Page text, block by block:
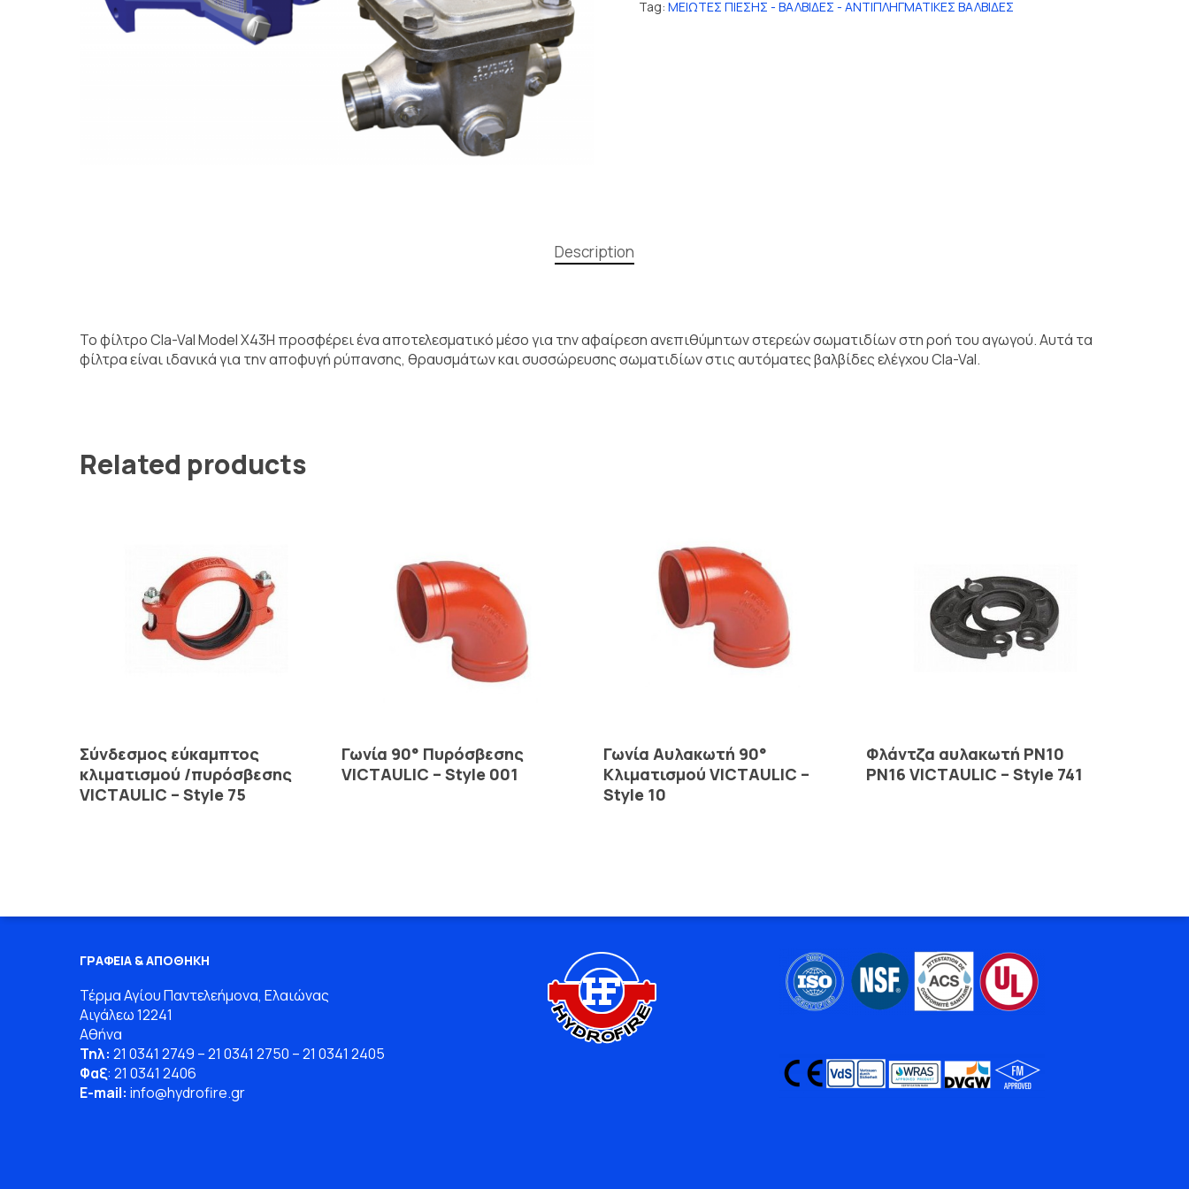
Tag: ΜΕΙΩΤΕΣ ΠΙΕΣΗΣ - ΒΑΛΒΙΔΕΣ - ΑΝΤΙΠΛΗΓΜΑΤΙΚΕΣ ΒΑΛΒΙΔΕΣ
Description
Το φίλτρο Cla-Val Model X43H προσφέρει ένα αποτελεσματικό μέσο για την αφαίρεση ανεπιθύμητων στερεών σωματιδίων στη ροή του αγωγού. Αυτά τα
φίλτρα είναι ιδανικά για την αποφυγή ρύπανσης, θραυσμάτων και συσσώρευσης σωματιδίων στις αυτόματες βαλβίδες ελέγχου Cla-Val.
Related products
Read More
Σύνδεσμος εύκαμπτος
κλιματισμού /πυρόσβεσης
VICTAULIC – Style 75
Read More
Γωνία 90° Πυρόσβεσης
VICTAULIC – Style 001
Read More
Γωνία Αυλακωτή 90°
Κλιματισμού VICTAULIC –
Style 10
Read More
Φλάντζα αυλακωτή PN10
PN16 VICTAULIC – Style 741
ΓΡΑΦΕΙΑ & ΑΠΟΘΗΚΗ
Τέρμα Αγίου Παντελεήμονα, Ελαιώνας
Αιγάλεω 12241
Αθήνα
Τηλ: 21 0341 2749 –21 0341 2750 –21 0341 2405
Φαξ: 21 0341 2406
E-mail: info@hydrofire.gr